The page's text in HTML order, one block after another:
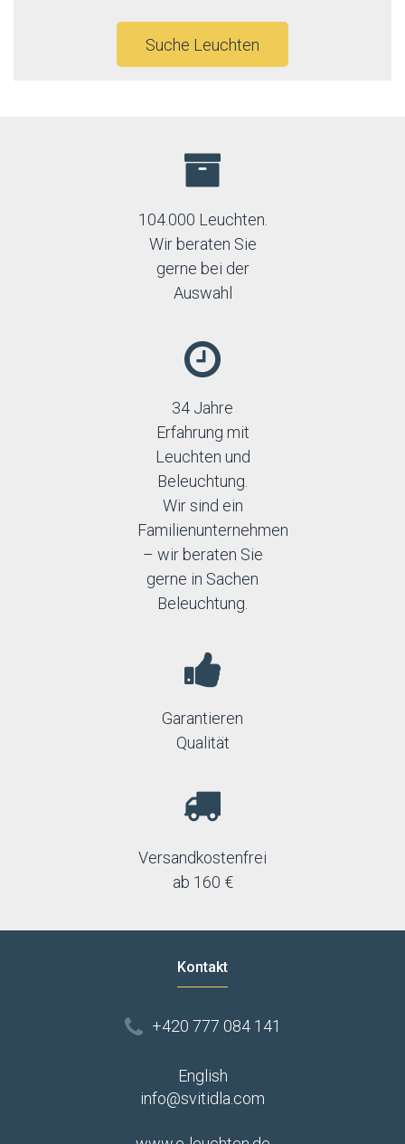
Suche Leuchten
104.000 Leuchten.
Wir beraten Sie
gerne bei der
Auswahl
34 Jahre
Erfahrung mit
Leuchten und
Beleuchtung.
Wir sind ein
Familienunternehmen
– wir beraten Sie
gerne in Sachen
Beleuchtung.
Garantieren
Qualität
Versandkostenfrei
ab 160 €
Kontakt
+420 777 084 141
English
info@svitidla.com